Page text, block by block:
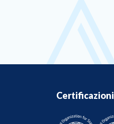
Certificazioni